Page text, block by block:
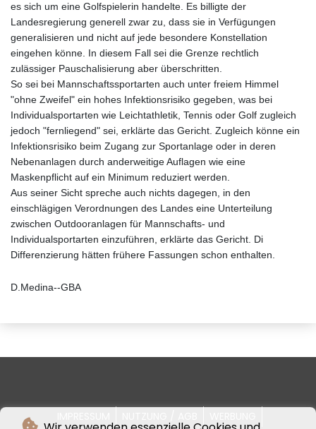
es sich um eine Golfspielerin handelte. Es billigte der
Landesregierung generell zwar zu, dass sie in Verfügungen
generalisieren und nicht auf jede besondere Konstellation
eingehen könne. In diesem Fall sei die Grenze rechtlich
zulässiger Pauschalisierung aber überschritten.
So sei bei Mannschaftssportarten auch unter freiem Himmel
"ohne Zweifel" ein hohes Infektionsrisiko gegeben, was bei
Individualsportarten wie Leichtathletik, Tennis oder Golf zugleich
jedoch "fernliegend" sei, erklärte das Gericht. Zugleich könne ein
Infektionsrisiko beim Zugang zur Sportanlage oder in deren
Nebenanlagen durch anderweitige Auflagen wie eine
Maskenpflicht auf ein Minimum reduziert werden.
Aus seiner Sicht spreche auch nichts dagegen, in den
einschlägigen Verordnungen des Landes eine Unterteilung
zwischen Outdooranlagen für Mannschafts- und
Individualsportarten einzuführen, erklärte das Gericht. Di
Differenzierung hätten frühere Fassungen schon enthalten.
D.Medina--GBA